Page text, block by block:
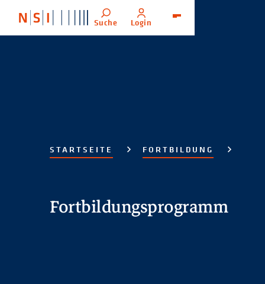
Suche Login
STARTSEITE FORTBILDUNG
Fortbildungsprogramm